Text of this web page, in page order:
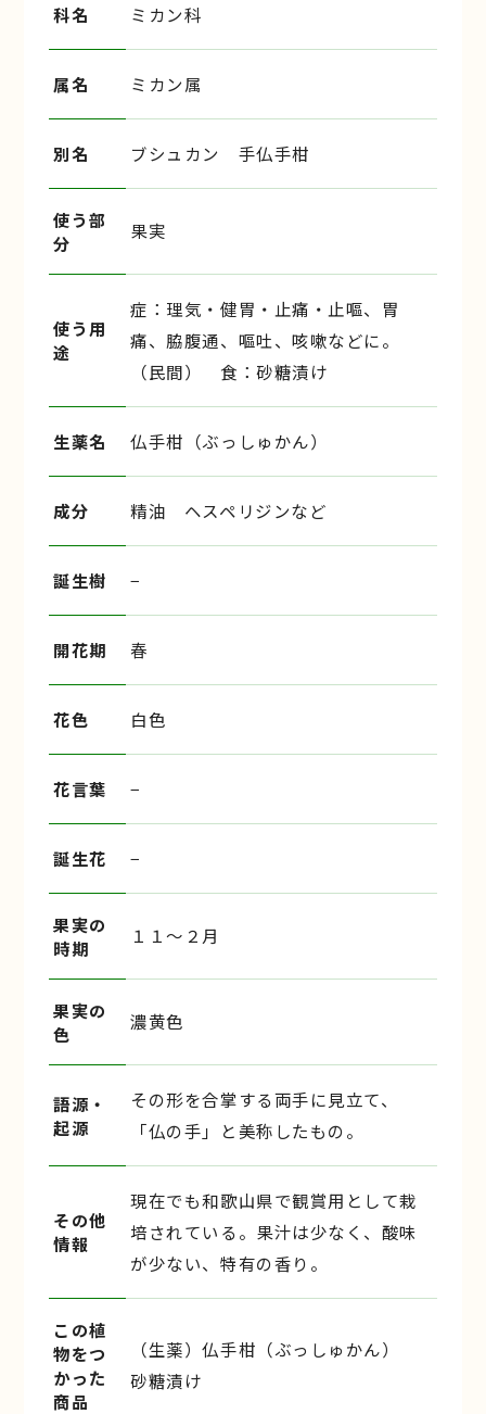
科名 ミカン科
属名 ミカン属
別名 ブシュカン 手仏手柑
使う部
分
果実
使う用
途
症：理気・健胃・止痛・止嘔、胃
痛、脇腹通、嘔吐、咳嗽などに。
（民間） 食：砂糖漬け
生薬名 仏手柑（ぶっしゅかん）
成分 精油 ヘスペリジンなど
誕生樹 −
開花期 春
花色 白色
花言葉 −
誕生花 −
果実の
時期
１１〜２月
果実の
色
濃黄色
語源・
起源
その形を合掌する両手に見立て、
「仏の手」と美称したもの。
その他
情報
現在でも和歌山県で観賞用として栽
培されている。果汁は少なく、酸味
が少ない、特有の香り。
この植
物をつ
かった
商品
（生薬）仏手柑（ぶっしゅかん）
砂糖漬け